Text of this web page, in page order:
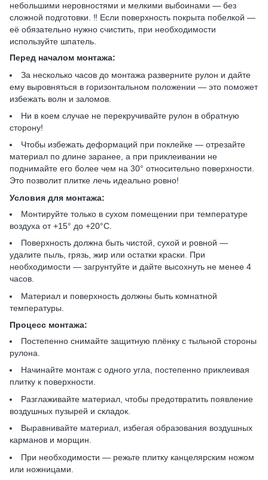
небольшими неровностями и мелкими выбоинами — без
сложной подготовки. ‼️ Если поверхность покрыта побелкой —
её обязательно нужно счистить, при необходимости
используйте шпатель.
Перед началом монтажа:
За несколько часов до монтажа разверните рулон и дайте
ему выровняться в горизонтальном положении — это поможет
избежать волн и заломов.
Ни в коем случае не перекручивайте рулон в обратную
сторону!
Чтобы избежать деформаций при поклейке — отрезайте
материал по длине заранее, а при приклеивании не
поднимайте его более чем на 30° относительно поверхности.
Это позволит плитке лечь идеально ровно!
Условия для монтажа:
Монтируйте только в сухом помещении при температуре
воздуха от +15° до +20°C.
Поверхность должна быть чистой, сухой и ровной —
удалите пыль, грязь, жир или остатки краски. При
необходимости — загрунтуйте и дайте высохнуть не менее 4
часов.
Материал и поверхность должны быть комнатной
температуры.
Процесс монтажа:
Постепенно снимайте защитную плёнку с тыльной стороны
рулона.
Начинайте монтаж с одного угла, постепенно приклеивая
плитку к поверхности.
Разглаживайте материал, чтобы предотвратить появление
воздушных пузырей и складок.
Выравнивайте материал, избегая образования воздушных
карманов и морщин.
При необходимости — режьте плитку канцелярским ножом
или ножницами.